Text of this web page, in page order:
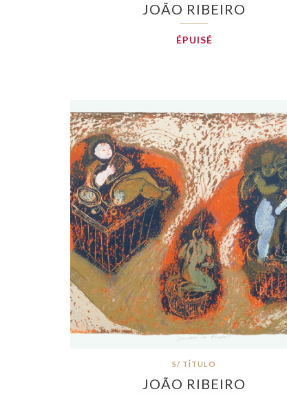
JOÃO RIBEIRO
ÉPUISÉ
S/ TÍTULO
JOÃO RIBEIRO